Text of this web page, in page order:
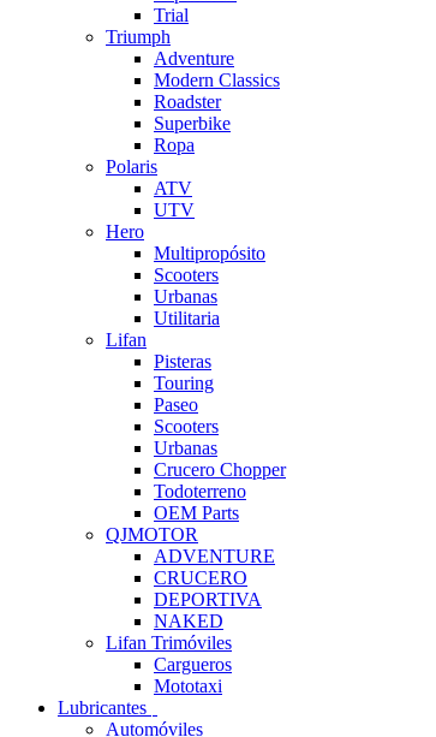
Trial
Triumph
Adventure
Modern Classics
Roadster
Superbike
Ropa
Polaris
ATV
UTV
Hero
Multipropósito
Scooters
Urbanas
Utilitaria
Lifan
Pisteras
Touring
Paseo
Scooters
Urbanas
Crucero Chopper
Todoterreno
OEM Parts
QJMOTOR
ADVENTURE
CRUCERO
DEPORTIVA
NAKED
Lifan Trimóviles
Cargueros
Mototaxi
Lubricantes
Automóviles